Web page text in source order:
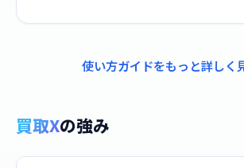
使い方ガイドをもっと詳しく
買取Xの強み